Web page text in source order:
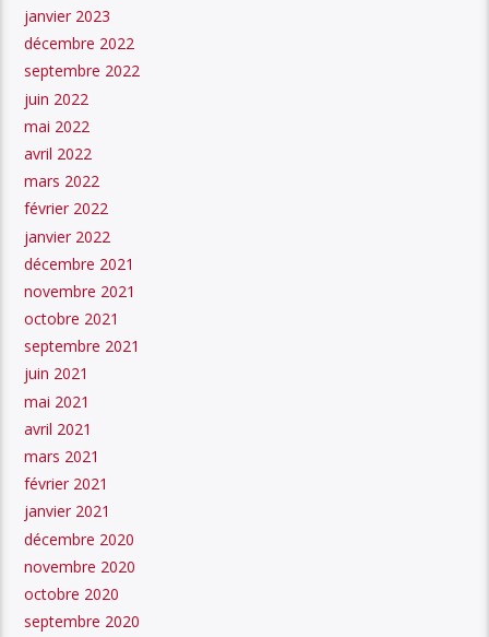
janvier 2023
décembre 2022
septembre 2022
juin 2022
mai 2022
avril 2022
mars 2022
février 2022
janvier 2022
décembre 2021
novembre 2021
octobre 2021
septembre 2021
juin 2021
mai 2021
avril 2021
mars 2021
février 2021
janvier 2021
décembre 2020
novembre 2020
octobre 2020
septembre 2020